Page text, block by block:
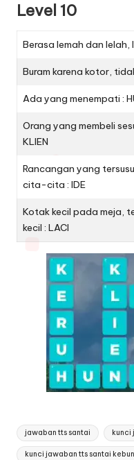
Level 10
Berasa lemah dan lelah,
Buram karena kotor,
Ada yang menempati :
Orang yang membeli
KLIEN
Rancangan yang
cita-cita : IDE
Kotak kecil pada meja,
kecil : LACI
Tags:
jawaban tts santai kunci
kunci jawaban tts santai